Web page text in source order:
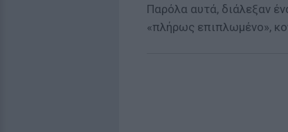
Παρόλα αυτά, διάλεξαν
«πλήρως επιπλωμένο»,